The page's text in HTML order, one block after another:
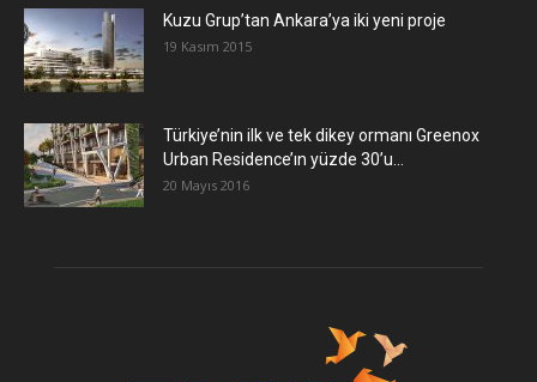
​Kuzu Grup’tan Ankara’ya iki yeni proje
19 Kasım 2015
Türkiye’nin ilk ve tek dikey ormanı Greenox
Urban Residence’ın yüzde 30’u...
20 Mayıs 2016